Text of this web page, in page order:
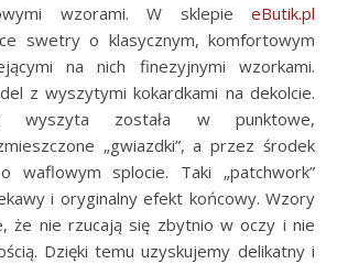
wzorami. W sklepie eButik.pl
swetry o klasycznym, komfortowym
na nich finezyjnymi wzorkami.
z wyszytymi kokardkami na dekolcie.
wyszyta została w punktowe,
„gwiazdki”, a przez środek
waflowym splocie. Taki „patchwork”
i oryginalny efekt końcowy. Wzory
że nie rzucają się zbytnio w oczy i nie
Dzięki temu uzyskujemy delikatny i